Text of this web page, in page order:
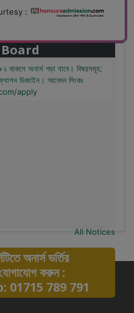
:
apply
অনার্স পড়া যাবে। বিষয়সমূহ:
ডিজাইন। আবেদন লিংকঃ
apply
All Notices
অনার্স ভর্তির
করুন :
789 791